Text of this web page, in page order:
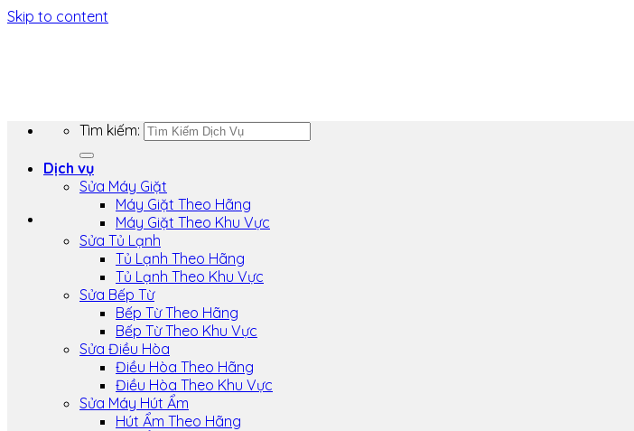
Skip to content
Tìm kiếm:
Dịch vụ
Sửa Máy Giặt
Máy Giặt Theo Hãng
Máy Giặt Theo Khu Vực
Sửa Tủ Lạnh
Tủ Lạnh Theo Hãng
Tủ Lạnh Theo Khu Vực
Sửa Bếp Từ
Bếp Từ Theo Hãng
Bếp Từ Theo Khu Vực
Sửa Điều Hòa
Điều Hòa Theo Hãng
Điều Hòa Theo Khu Vực
Sửa Máy Hút Ẩm
Hút Ẩm Theo Hãng